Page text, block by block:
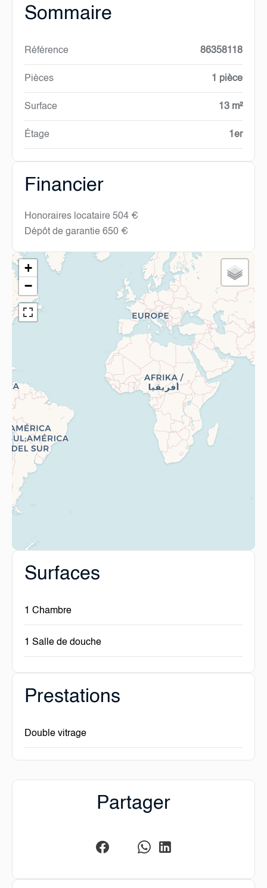
Sommaire
Référence 86358118
Pièces 1 pièce
Surface 13 m²
Étage 1er
Financier
Honoraires locataire 504 €
Dépôt de garantie 650 €
+
−
Surfaces
1 Chambre
1 Salle de douche
Prestations
Double vitrage
Partager